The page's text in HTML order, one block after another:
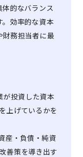
的なバランス
効率的な資本
財務担当者に最
が投資した資本
上げているかを
産・負債・純資
善策を導き出す